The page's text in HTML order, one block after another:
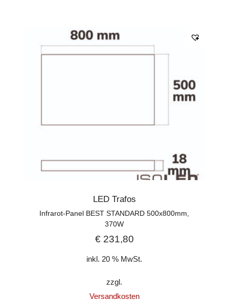
LED Trafos
Infrarot-Panel BEST STANDARD 500x800mm,
370W
€231,80
inkl. 20 % MwSt.
zzgl.
Versandkosten